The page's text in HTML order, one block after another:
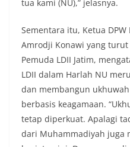
tua kami (NU),” jelasnya.
Sementara itu, Ketua DPW
Amrodji Konawi yang
Pemuda LDII Jatim,
LDII dalam Harlah NU
dan membangun
berbasis keagamaan.
tetap diperkuat. Apalagi
dari Muhammadiyah juga